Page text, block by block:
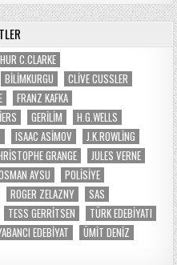
C.CLARKE
BILIMKURGU
CLIVE CUSSLER
FRANZ KAFKA
GERILIM
H.G.WELLS
ISAAC ASIMOV
J.K.ROWLING
GRANGE
JULES VERNE
AYSU
POLISIYE
ROGER ZELAZNY
SAS
TESS GERRITSEN
TÜRK EDEBIYATI
EDEBIYAT
ÜMIT DENIZ